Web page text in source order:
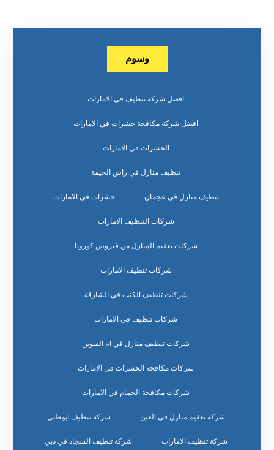
وسوم
افضل شركة تنظيف في الامارات
افضل شركة مكافحة حشرات في الامارات
الحشرات في الامارات
تنظيف منازل في راس الخيمة
تنظيف منازل في عجمان حشرات في الامارات
شركات التنظيف الامارات
شركات تعقيم المنازل من فيروس كورونا
شركات تنظيف الامارات
شركات تنظيف الكنب في الشارقة
شركات تنظيف في الامارات
شركات تنظيف منازل في ام القيوين
شركات مكافحة الحشرات في الامارات
شركات مكافحة الحمام في الامارات
شركة تعقيم منازل في العين شركة تنظيف ابوظبي
شركة تنظيف الامارات شركة تنظيف السجاد في دبي